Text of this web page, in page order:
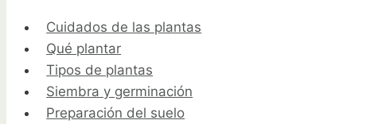
Cuidados de las plantas
Qué plantar
Tipos de plantas
Siembra y germinación
Preparación del suelo